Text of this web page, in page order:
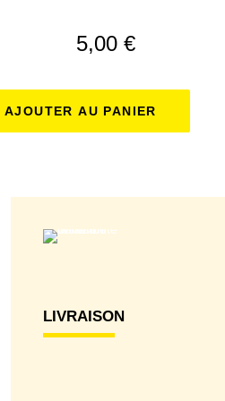
5,00 €
AJOUTER AU PANIER
LIVRAISON